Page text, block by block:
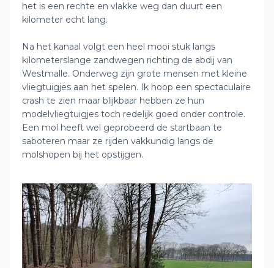
het is een rechte en vlakke weg dan duurt een
kilometer echt lang.
Na het kanaal volgt een heel mooi stuk langs
kilometerslange zandwegen richting de abdij van
Westmalle. Onderweg zijn grote mensen met kleine
vliegtuigjes aan het spelen. Ik hoop een spectaculaire
crash te zien maar blijkbaar hebben ze hun
modelvliegtuigjes toch redelijk goed onder controle.
Een mol heeft wel geprobeerd de startbaan te
saboteren maar ze rijden vakkundig langs de
molshopen bij het opstijgen.